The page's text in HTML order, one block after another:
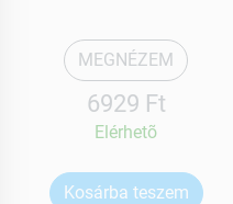
MEGNÉZEM
6929 Ft
Elérhetõ
Kosárba teszem